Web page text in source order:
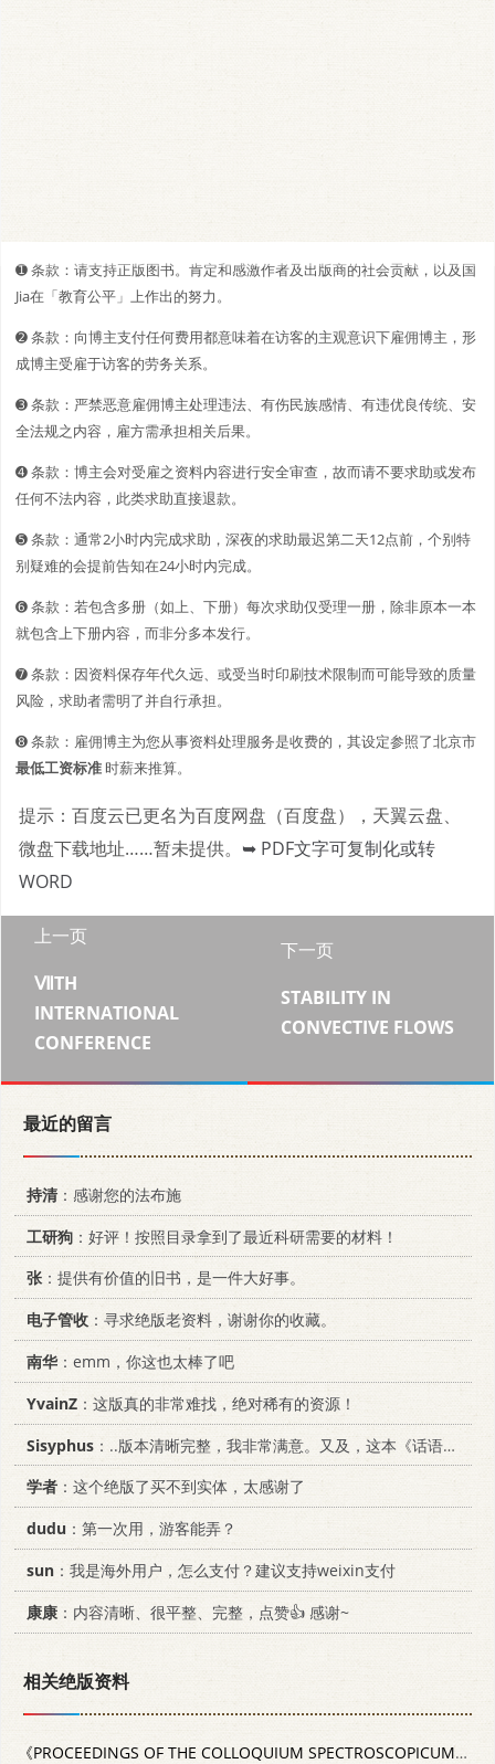
➊️ 条款：请支持正版图书。肯定和感激作者及出版商的社会贡献，以及国
Jia在「教育公平」上作出的努力。
➋️️ 条款：向博主支付任何费用都意味着在访客的主观意识下雇佣博主，形
成博主受雇于访客的劳务关系。
➌ 条款：严禁恶意雇佣博主处理违法、有伤民族感情、有违优良传统、安
全法规之内容，雇方需承担相关后果。
➍ 条款：博主会对受雇之资料内容进行安全审查，故而请不要求助或发布
任何不法内容，此类求助直接退款。
➎ 条款：通常2小时内完成求助，深夜的求助最迟第二天12点前，个别特
别疑难的会提前告知在24小时内完成。
➏ 条款：若包含多册（如上、下册）每次求助仅受理一册，除非原本一本
就包含上下册内容，而非分多本发行。
➐ 条款：因资料保存年代久远、或受当时印刷技术限制而可能导致的质量
风险，求助者需明了并自行承担。
➑ 条款：雇佣博主为您从事资料处理服务是收费的，其设定参照了北京市
最低工资标准时薪来推算。
提示：百度云已更名为百度网盘（百度盘），天翼云盘、
微盘下载地址……暂未提供。 ➥ PDF文字可复制化或转
WORD
上一页
ⅦTH
INTERNATIONAL
CONFERENCE
下一页
STABILITY IN
CONVECTIVE FLOWS
最近的留言
持清：感谢您的法布施
工研狗 ：好评！按照目录拿到了最近科研需要的材料！
张：提供有价值的旧书，是一件大好事。
电子管收 ：寻求绝版老资料，谢谢你的收藏。
南华：emm，你这也太棒了吧
YvainZ ：这版真的非常难找，绝对稀有的资源！
Sisyphus ：..版本清晰完整，我非常满意。又及，这本《话语的真相》...
学者 ：这个绝版了买不到实体，太感谢了
dudu ：第一次用，游客能弄？
sun ：我是海外用户，怎么支付？建议支持weixin支付
康康 ：内容清晰、很平整、完整，点赞👍 感谢~
相关绝版资料
《PROCEEDINGS OF THE COLLOQUIUM SPECTROSCOPICUM INTERNATIONALE 4》